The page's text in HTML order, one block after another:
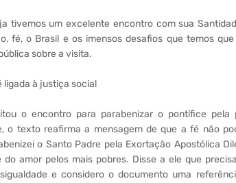
tivemos um excelente encontro com sua
fé, o Brasil e os imensos desafios que temos
sobre a visita.
ligada à justiça social
o encontro para parabenizar o pontífice pela
o texto reafirma a mensagem de que a fé não
o Santo Padre pela Exortação Apostólica
do amor pelos mais pobres. Disse a ele que
e considero o documento uma